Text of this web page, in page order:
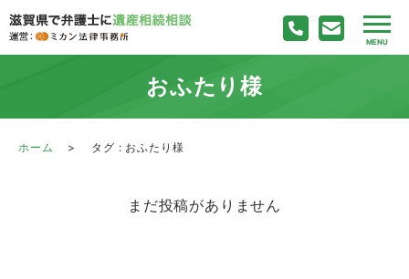
おふたり様
ホーム タグ : おふたり様
まだ投稿がありません